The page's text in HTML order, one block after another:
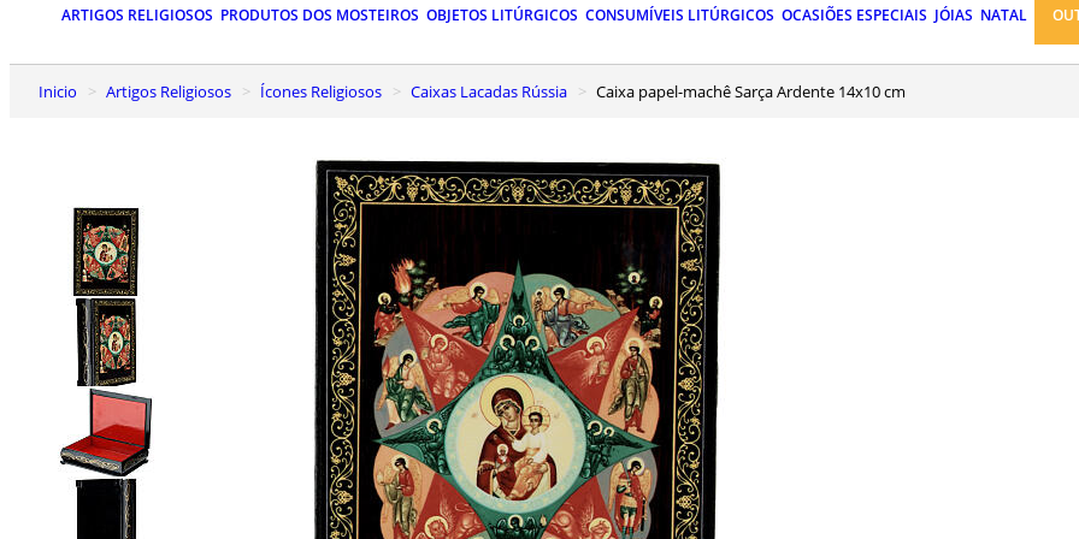
ARTIGOS RELIGIOSOS PRODUTOS DOS MOSTEIROS OBJETOS LITÚRGICOS CONSUMÍVEIS LITÚRGICOS OCASIÕES ESPECIAIS JÓIAS NATAL
Inicio Artigos Religiosos Ícones Religiosos Caixas Lacadas Rússia Caixa papel-machê Sarça Ardente 14x10 cm